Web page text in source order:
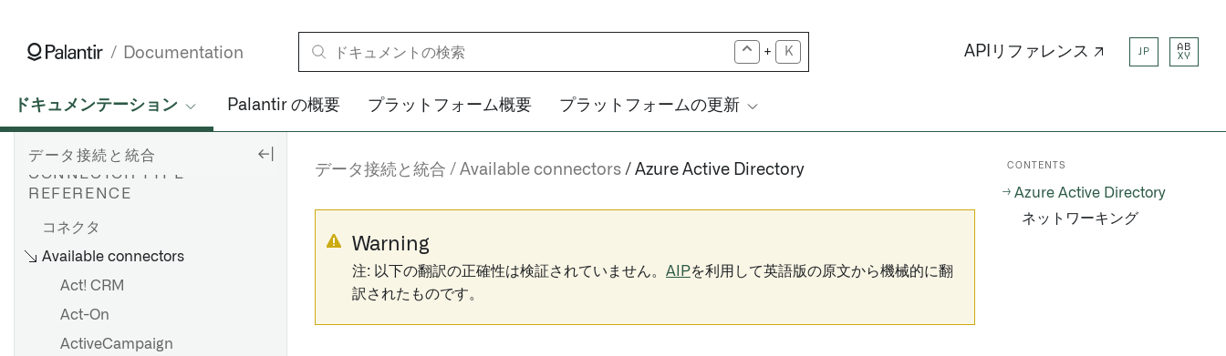
Documentation + K APIリファレンス ↗ JP
AB
XY
ドキュメンテーション Palantir の概要 プラットフォーム概要 プラットフォームの更新
データ接続と統合
ダイレクト接続を設定する
Bootstrapperプロキシ設定
agent-worker-runtime.md
Agent proxy runtime
configuration リファレンス
トラブルシューティングリフ
HyperAuto V1 概要
transforms.external.systemsから
ートします
外部関数
CONNECTOR TYPE
REFERENCE
コネクタ
Available connectors
Act! CRM
Act-On
ActiveCampaign
データ接続と統合 Available connectors Azure Active Directory
Warning
注: 以下の翻訳の正確性は検証されていません。 AIPを利用して英語版の原文から機械的に翻
訳されたものです。
CONTENTS
Azure Active Directory
ネットワーキング